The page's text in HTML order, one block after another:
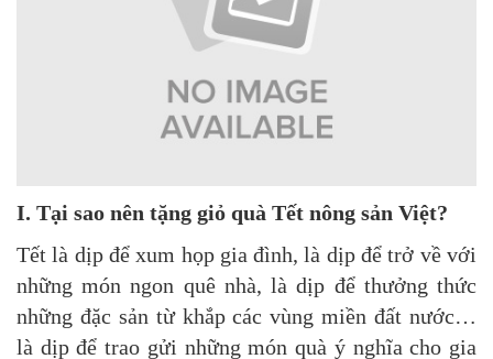
I. Tại sao nên tặng giỏ quà Tết nông sản Việt?
Tết là dịp để xum họp gia đình, là dịp để trở về với
những món ngon quê nhà, là dịp để thưởng thức
những đặc sản từ khắp các vùng miền đất nước…
là dịp để trao gửi những món quà ý nghĩa cho gia